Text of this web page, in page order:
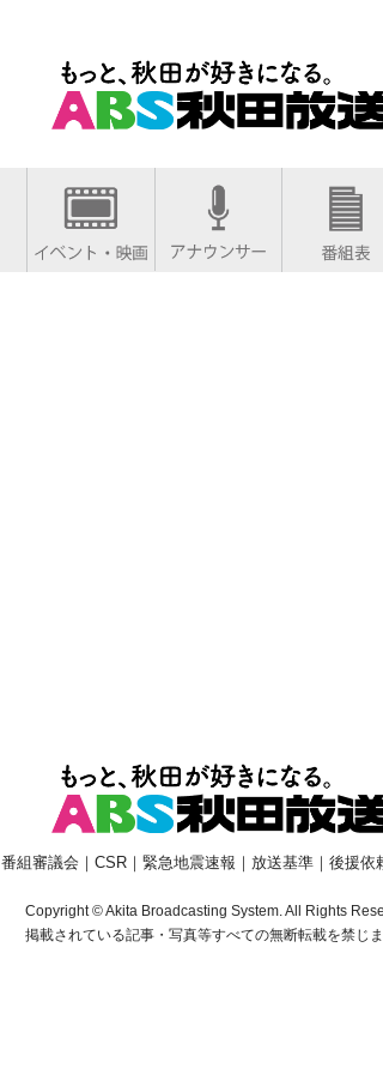
番組審議会 ｜ CSR｜ 緊急地震速報 ｜ 放送基準｜ 後援依
Copyright © Akita Broadcasting System. All Rights
掲載されている記事・写真等すべての無断転載を禁じま